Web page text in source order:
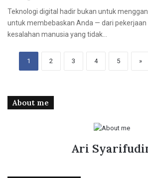
Teknologi digital hadir bukan untuk
untuk membebaskan Anda — dari pekerjaan
kesalahan manusia yang tidak…
1 2 3 4 5 »
About me
Ari